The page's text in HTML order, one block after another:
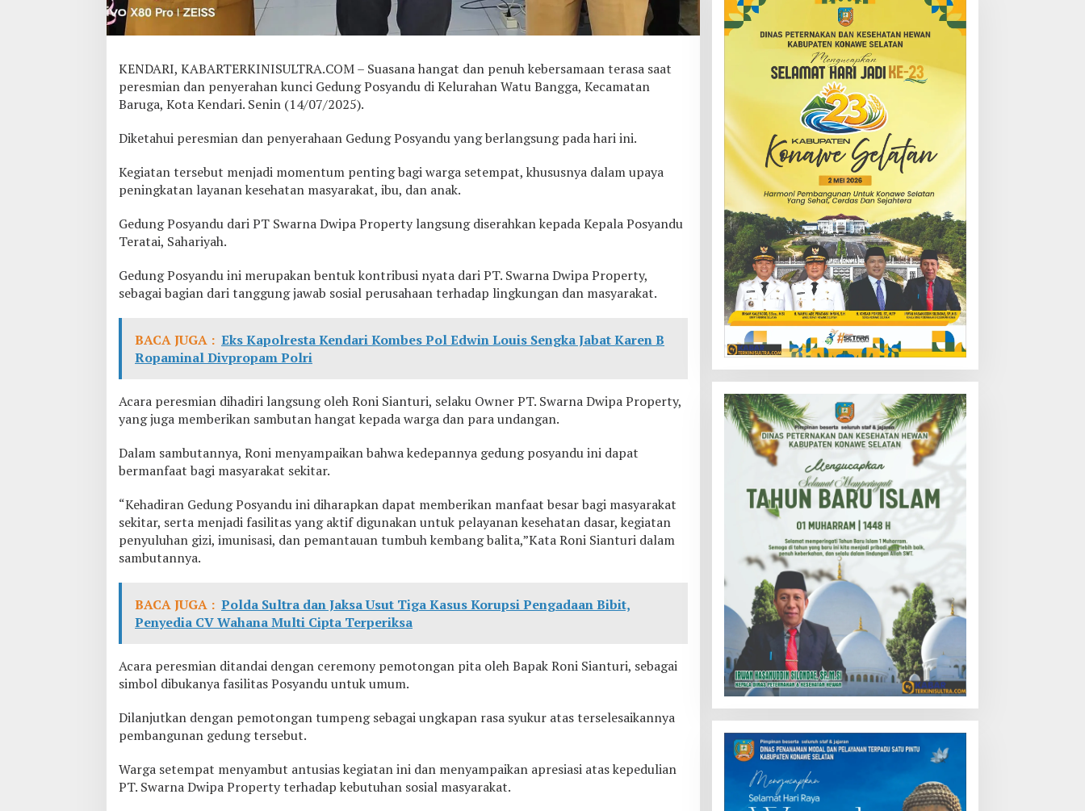
a
k
W
a
r
g
,
S
D
S
e
r
h
k
k
e
P
m
e
r
n
t
K
e
c
t
a
n
KENDARI, KABARTERKINISULTRA.COM – Suasana hangat dan penuh kebersamaan terasa saat
peresmian dan penyerahan kunci Gedung Posyandu di Kelurahan Watu Bangga, Kecamatan
Baruga, Kota Kendari. Senin (14/07/2025).
Diketahui peresmian dan penyerahaan Gedung Posyandu yang berlangsung pada hari ini.
Kegiatan tersebut menjadi momentum penting bagi warga setempat, khususnya dalam upaya
peningkatan layanan kesehatan masyarakat, ibu, dan anak.
Gedung Posyandu dari PT Swarna Dwipa Property langsung diserahkan kepada Kepala Posyandu
Teratai, Sahariyah.
Gedung Posyandu ini merupakan bentuk kontribusi nyata dari PT. Swarna Dwipa Property,
sebagai bagian dari tanggung jawab sosial perusahaan terhadap lingkungan dan masyarakat.
BACA JUGA : Eks Kapolresta Kendari Kombes Pol Edwin Louis Sengka Jabat Karen B
Ropaminal Divpropam Polri
Acara peresmian dihadiri langsung oleh Roni Sianturi, selaku Owner PT. Swarna Dwipa Property,
yang juga memberikan sambutan hangat kepada warga dan para undangan.
Dalam sambutannya, Roni menyampaikan bahwa kedepannya gedung posyandu ini dapat
bermanfaat bagi masyarakat sekitar.
“Kehadiran Gedung Posyandu ini diharapkan dapat memberikan manfaat besar bagi masyarakat
sekitar, serta menjadi fasilitas yang aktif digunakan untuk pelayanan kesehatan dasar, kegiatan
penyuluhan gizi, imunisasi, dan pemantauan tumbuh kembang balita,”Kata Roni Sianturi dalam
sambutannya.
BACA JUGA : Polda Sultra dan Jaksa Usut Tiga Kasus Korupsi Pengadaan Bibit,
Penyedia CV Wahana Multi Cipta Terperiksa
Acara peresmian ditandai dengan ceremony pemotongan pita oleh Bapak Roni Sianturi, sebagai
simbol dibukanya fasilitas Posyandu untuk umum.
Dilanjutkan dengan pemotongan tumpeng sebagai ungkapan rasa syukur atas terselesaikannya
pembangunan gedung tersebut.
Warga setempat menyambut antusias kegiatan ini dan menyampaikan apresiasi atas kepedulian
PT. Swarna Dwipa Property terhadap kebutuhan sosial masyarakat.